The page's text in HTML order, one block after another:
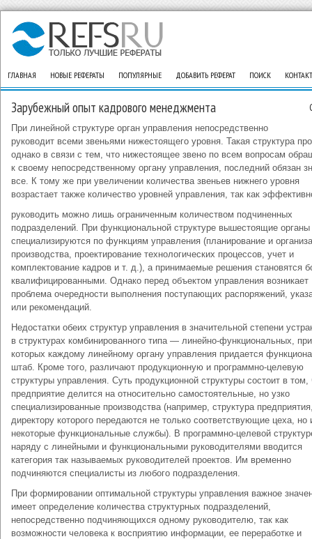
ГЛАВНАЯ НОВЫЕ РЕФЕРАТЫ ПОПУЛЯРНЫЕ ДОБАВИТЬ РЕФЕРАТ ПОИСК
Зарубежный опыт кадрового менеджмента
При линейной структуре орган управления непосредственно
руководит всеми звеньями нижестоящего уровня. Такая структура
однако в связи с тем, что нижестоящее звено по всем вопросам
к своему непосредственному органу управления, последний обязан
все. К тому же при увеличении количества звеньев нижнего уровня
возрастает также количество уровней управления, так как
руководить можно лишь ограниченным количеством подчиненных
подразделений. При функциональной структуре вышестоящие органы
специализируются по функциям управления (планирование и
производства, проектирование технологических процессов, учет и
комплектование кадров и т. д.), а принимаемые решения становятся
квалифицированными. Однако перед объектом управления возникает
проблема очередности выполнения поступающих распоряжений,
или рекомендаций.
Недостатки обеих структур управления в значительной степени
в структурах комбинированного типа — линейно-функциональных, при
которых каждому линейному органу управления придается
штаб. Кроме того, различают продукционную и программно-целевую
структуры управления. Суть продукционной структуры состоит в том,
предприятие делится на относительно самостоятельные, но узко
специализированные производства (например, структура
директору которого передаются не только соответствующие цеха, но
некоторые функциональные службы). В программно-целевой
наряду с линейными и функциональными руководителями вводится
категория так называемых руководителей проектов. Им временно
подчиняются специалисты из любого подразделения.
При формировании оптимальной структуры управления важное
имеет определение количества структурных подразделений,
непосредственно подчиняющихся одному руководителю, так как
возможности человека к восприятию информации, ее переработке и